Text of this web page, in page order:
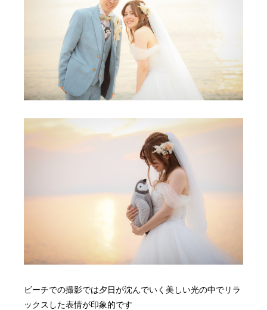
ビーチでの撮影では夕日が沈んでいく美しい光の中でリラ
ックスした表情が印象的です